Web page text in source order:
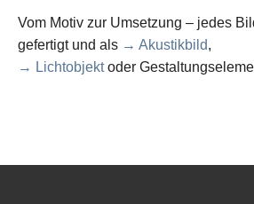
Vom Motiv zur Umsetzung – jedes
gefertigt und als → Akustikbild,
→ Lichtobjektoder